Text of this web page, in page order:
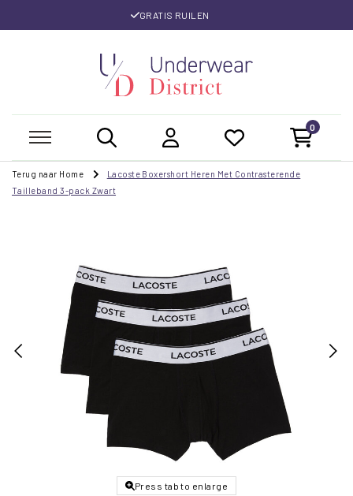
GRATIS RUILEN
0
Terug naar Home
Lacoste Boxershort Heren Met Contrasterende
Tailleband 3-pack Zwart
Press tab to enlarge